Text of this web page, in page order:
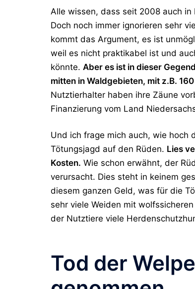
Alle wissen, dass seit 2008 auch
Doch noch immer ignorieren sehr
kommt das Argument, es ist
weil es nicht praktikabel ist und
könnte. Aber es ist in dieser
mitten in Waldgebieten, mit z.B.
Nutztierhalter haben ihre Zäune
Finanzierung vom Land
Und ich frage mich auch, wie hoch
Tötungsjagd auf den Rüden. Lies
Kosten. Wie schon erwähnt, der
verursacht. Dies steht in keinem
diesem ganzen Geld, was für die
sehr viele Weiden mit
der Nutztiere viele
Tod der